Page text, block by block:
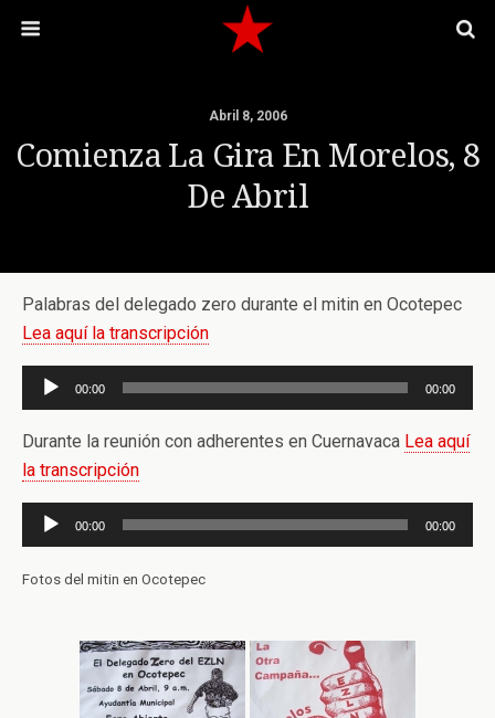
Abril 8, 2006
Comienza La Gira En Morelos, 8
De Abril
Palabras del delegado zero durante el mitin en Ocotepec
Lea aquí la transcripción
Reproductor
de
audio
00:00 00:00
Durante la reunión con adherentes en Cuernavaca Lea aquí
la transcripción
Reproductor
de
audio
00:00 00:00
Fotos del mitin en Ocotepec